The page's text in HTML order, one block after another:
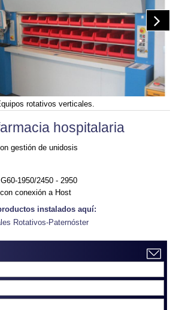
rotativos verticales.
hospitalaria
gestión de unidosis
1950/2450 - 2950
conexión a Host
instalados aquí:
Rotativos-Paternóster